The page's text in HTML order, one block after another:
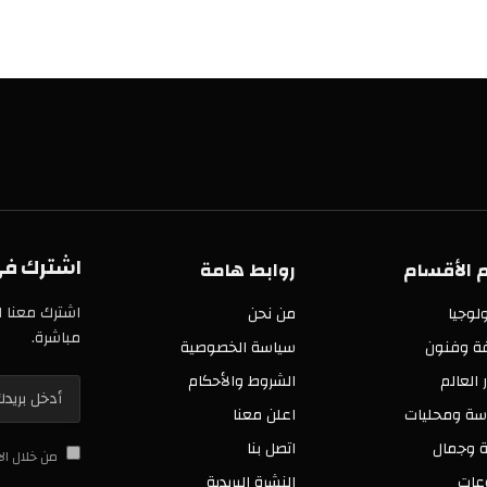
روابط هامة
من نحن
سياسة الخصوصية
الشروط والأحكام
اعلن معنا
اتصل بنا
اشترك في
اشترك معنا الآن
مباشرة.
من خلال